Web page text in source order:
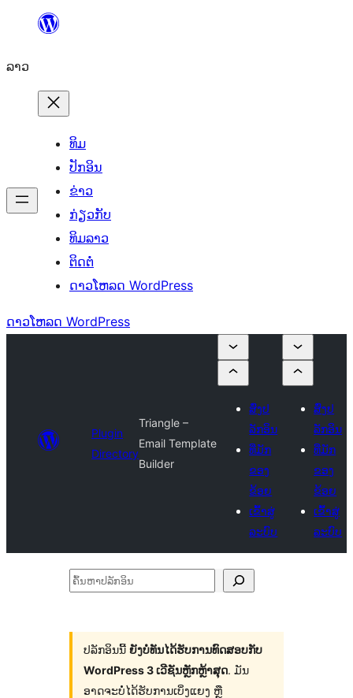
ທີ່
ເນື້ອຫາ
ລາວ
ທິມ
ປັກອິນ
ຂ່າວ
ກ່ຽວກັບ
ທິມລາວ
ຕິດຕໍ່
ດາວໂຫລດ WordPress
ດາວໂຫລດ WordPress
Plugin
Directory
Triangle –
Email Template
Builder
ສົ່ງປ
ລັກອິນ
ທີ່ມັກ
ຂອງ
ຂ້ອຍ
ເຂົ້າສູ່
ລະບົບ
ສົ່ງປ
ລັກອິນ
ທີ່ມັກ
ຂອງ
ຂ້ອຍ
ເຂົ້າສູ່
ລະບົບ
ຄົ້ນ
ລັກ
ອິນ
ປລັກອິນນີ້ ຍັງບໍ່ທັນໄດ້ຮັບການທົດສອບກັບ
WordPress 3 ເວີຊັນຫຼັກຫຼ້າສຸດ. ມັນ
ອາດຈະບໍ່ໄດ້ຮັບການເບິ່ງແຍງ ຫຼື